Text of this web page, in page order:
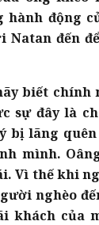
hành động
Natan đến
biết
sự đây là
bị lãng
mình.
Vì thế khi
nghèo
khách của